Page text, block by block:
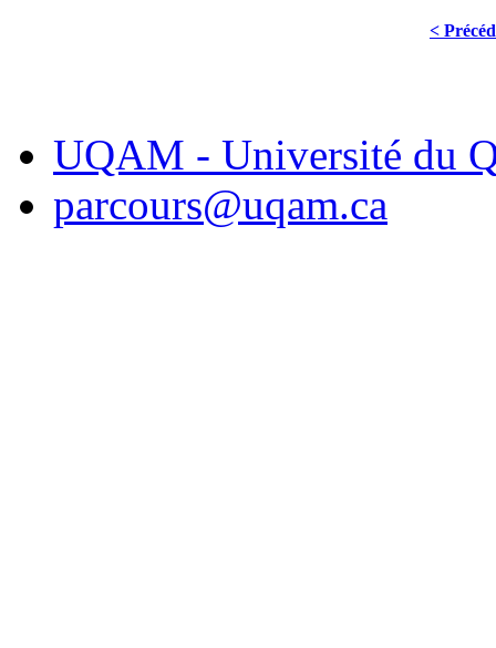
<
UQAM - Université du
parcours@uqam.ca